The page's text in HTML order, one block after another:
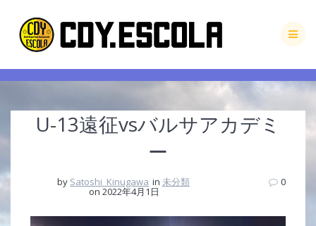
to
content
U-13遠征vsバルサアカデミ
ー
by Satoshi_Kinugawa in 未分類
on 2022年4月1日
0